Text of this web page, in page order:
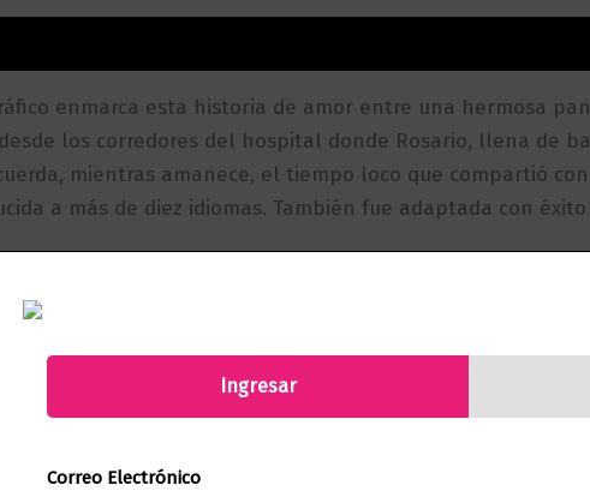
enmarca esta historia de amor entre una hermosa
los corredores del hospital donde Rosario, llena de
mientras amanece, el tiempo loco que compartió
a más de diez idiomas. También fue adaptada con
Planeta
FRANCO
Ingresar
Correo Electrónico